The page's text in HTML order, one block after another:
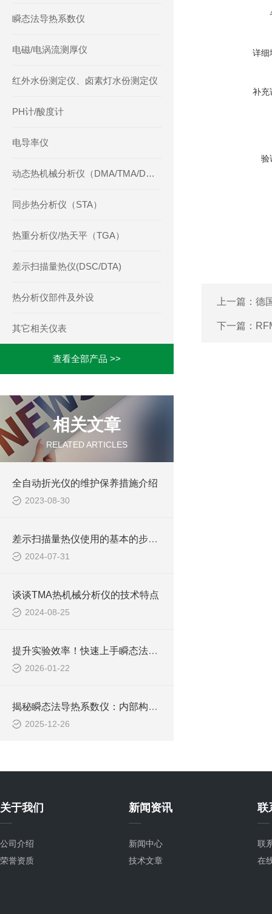
瞬态法导热系数仪
电磁/电涡流测厚仪
红外水份测定仪、卤素灯水份测定仪
PH计/酸度计
电导率仪
动态热机械分析仪（DMA/TMA/DMTA）
同步热分析仪（STA）
热重分析仪/热天平（TGA）
差示扫描量热仪(DSC/DTA)
热分析仪部件及外设
其它相关仪表
查看全部产品 >>
相关文章
RELATED ARTICLES
全自动折光仪的维护保养措施介绍
2023-08-30
差示扫描量热仪使用的基本的步骤和注意事项
2024-07-31
谈谈TMA热机械分析仪的技术特点
2024-08-25
提升实验效率！快速上手瞬态法导热系数仪
2026-01-22
揭秘瞬态法导热系数仪：内部构造全解析
2025-12-26
详细
补充
验
上一篇： 德
下一篇：
关于我们
公司介绍
荣誉资质
新闻资讯
新闻中心
技术文章
联
联
在